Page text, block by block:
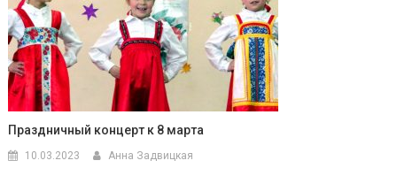
Праздничный концерт к 8 марта
10.03.2023 Анна Задвицкая